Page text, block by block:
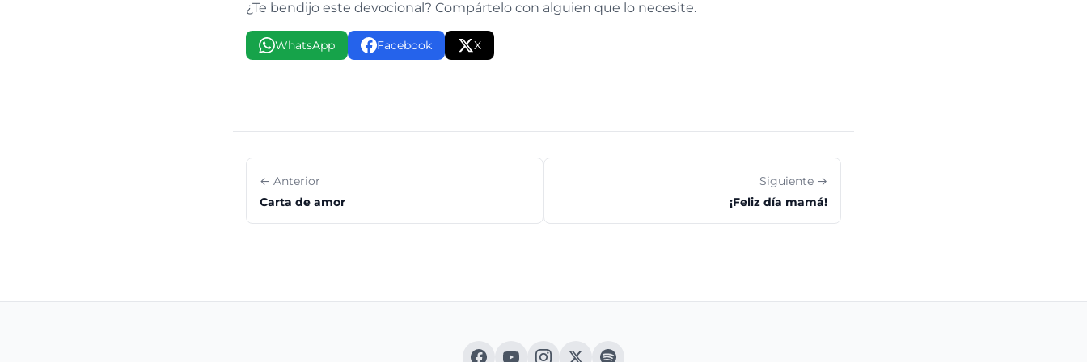
¿Te bendijo este devocional? Compártelo con alguien que lo necesite.
WhatsApp Facebook X
← Anterior
Carta de amor
Siguiente →
¡Feliz día mamá!